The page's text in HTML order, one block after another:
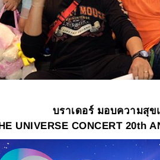
บราเดอร์ มอบความสุ
UNIVERSE CONCERT 20th